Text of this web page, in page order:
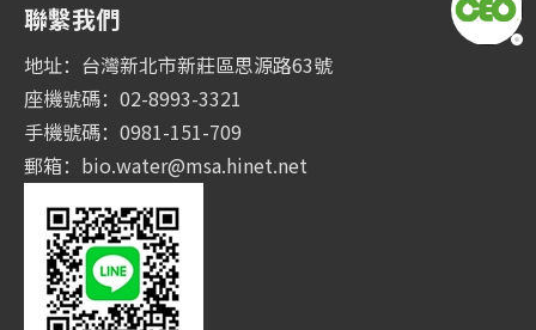
聯繫我們
地址：台灣新北市新莊區思源路63號
座機號碼：02-8993-3321
手機號碼：0981-151-709
郵箱： bio.water@msa.hinet.net